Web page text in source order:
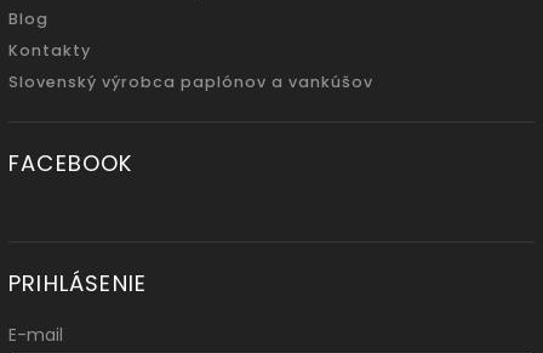
Blog
Kontakty
Slovenský výrobca paplónov a vankúšov
FACEBOOK
PRIHLÁSENIE
E-mail